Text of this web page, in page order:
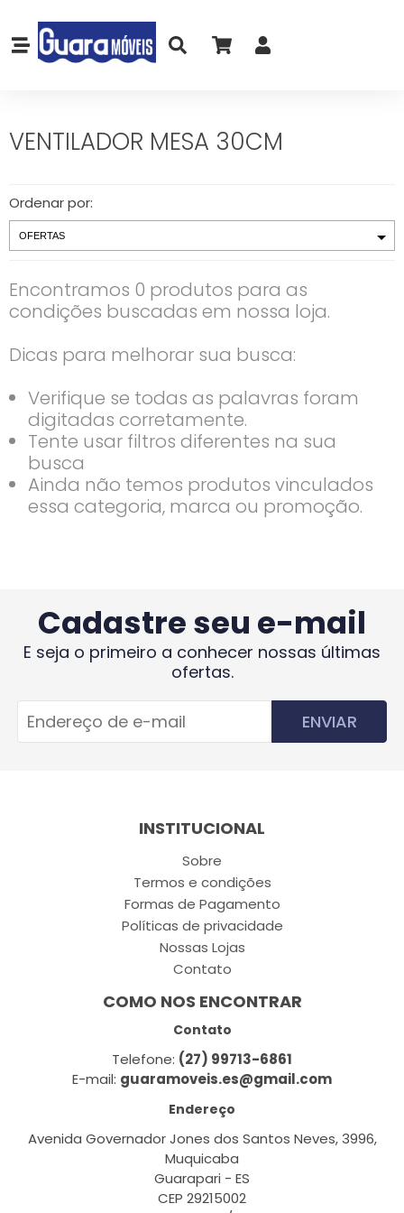
VENTILADOR MESA 30CM
Ordenar por:
Encontramos 0 produtos para as
condições buscadas em nossa loja.
Dicas para melhorar sua busca:
Verifique se todas as palavras foram
digitadas corretamente.
Tente usar filtros diferentes na sua
busca
Ainda não temos produtos vinculados
essa categoria, marca ou promoção.
Cadastre seu e-mail
E seja o primeiro a conhecer nossas últimas
ofertas.
ENVIAR
INSTITUCIONAL
Sobre
Termos e condições
Formas de Pagamento
Políticas de privacidade
Nossas Lojas
Contato
COMO NOS ENCONTRAR
Contato
Telefone: (27) 99713-6861
E-mail: guaramoveis.es@gmail.com
Endereço
Avenida Governador Jones dos Santos Neves, 3996,
Muquicaba
Guarapari - ES
CEP 29215002